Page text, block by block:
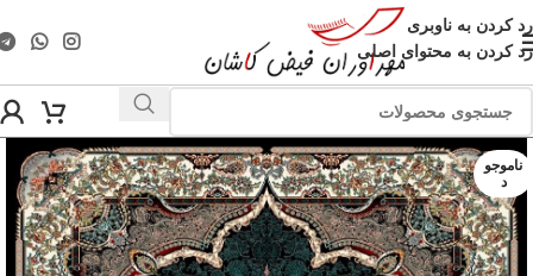
رد کردن به ناوبری
رد کردن به محتوای اصلی
ناموجو
د